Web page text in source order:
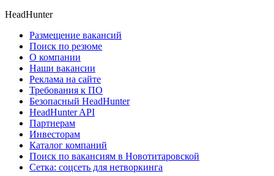
HeadHunter
Размещение вакансий
Поиск по резюме
О компании
Наши вакансии
Реклама на сайте
Требования к ПО
Безопасный HeadHunter
HeadHunter API
Партнерам
Инвесторам
Каталог компаний
Поиск по вакансиям в Новотитаровской
Сетка: соцсеть для нетворкинга